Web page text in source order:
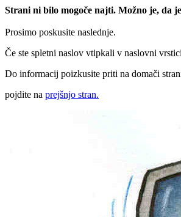
Strani ni bilo mogoče najti. Možno je, da
Prosimo poskusite naslednje.
Če ste spletni naslov vtipkali v naslovni
Do informacij poizkusite priti na domači
pojdite na prejšnjo stran.